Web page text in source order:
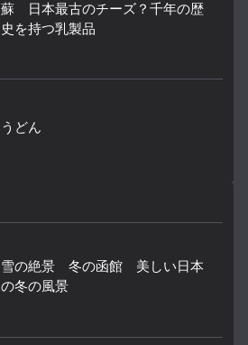
蘇 日本最古のチーズ？千年の歴
史を持つ乳製品
うどん
雪の絶景 冬の函館 美しい日本
の冬の風景